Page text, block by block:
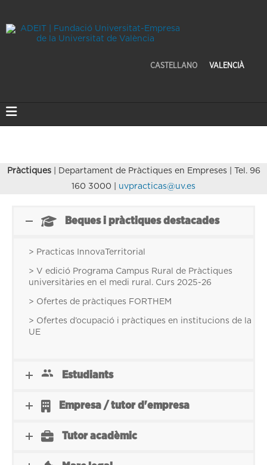
CASTELLANO VALENCIÀ
Pràctiques
| Departament de Pràctiques en Empreses | Tel. 96
160 3000 | uvpracticas@uv.es
Beques i pràctiques destacades
> Practicas InnovaTerritorial
> V edició Programa Campus Rural de Pràctiques
universitàries en el medi rural. Curs 2025-26
> Ofertes de pràctiques FORTHEM
> Ofertes d’ocupació i pràctiques en institucions de la
UE
Estudiants
Empresa / tutor d'empresa
Tutor acadèmic